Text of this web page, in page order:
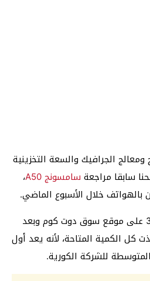
الجرافيك والسعة التخزينية
سابقا مراجعة سامسونج A50
،
خلال الأسبوع الماضي.
ايه 30 على موقع سوق دوت كوم وبعد
نفذت كل الكمية المتاحة، لأنه يعد أول
للشركة الكورية.